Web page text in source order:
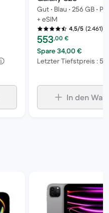
Gut • Blau • 256 GB •
+ eSIM
4,5/5 (2.461)
Preis des erneuerten
553,00 €
Spare 34,00 €
Letzter Tiefstpreis :
In den